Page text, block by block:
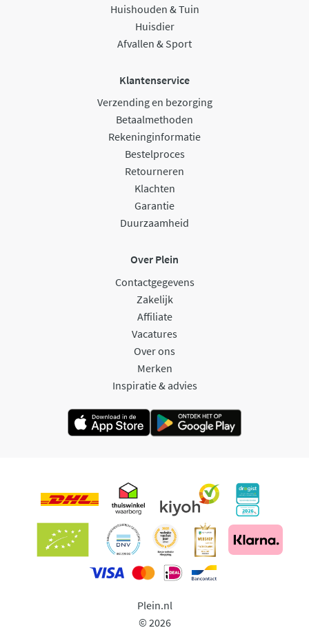
Huishouden & Tuin
Huisdier
Afvallen & Sport
Klantenservice
Verzending en bezorging
Betaalmethoden
Rekeninginformatie
Bestelproces
Retourneren
Klachten
Garantie
Duurzaamheid
Over Plein
Contactgegevens
Zakelijk
Affiliate
Vacatures
Over ons
Merken
Inspiratie & advies
Plein.nl
© 2026